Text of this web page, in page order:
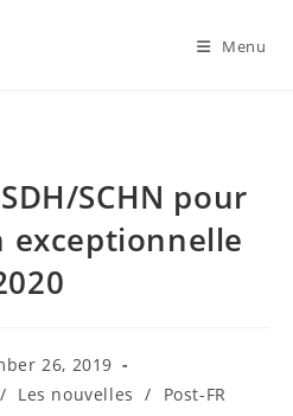
Menu
SCHN pour
26, 2019
/ Les nouvelles / Post-FR